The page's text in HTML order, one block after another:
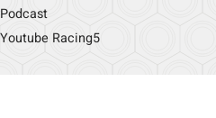
Podcast
Youtube Racing5